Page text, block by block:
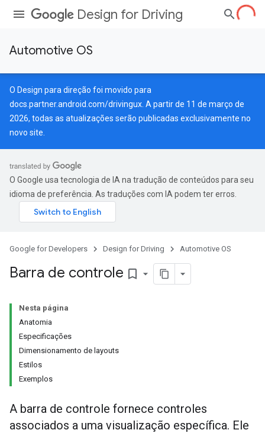
Design for Driving
Automotive OS
O Design para direção foi movido para
docs.partner.android.com/drivingux . A partir de 11 de março de
2026, todas as atualizações serão publicadas exclusivamente no
novo site.
O Google usa tecnologia de IA na tradução de conteúdos para seu
idioma de preferência. As traduções com IA podem ter erros.
Google for Developers Design for Driving Automotive OS
Barra de controle bookmark_border
Nesta página
Anatomia
Especificações
Dimensionamento de layouts
Estilos
Exemplos
A barra de controle fornece controles
associados a uma visualização específica. Ele